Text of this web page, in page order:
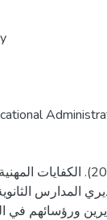
الفار، سهاد ابراهيم. (2008).
المدارس
ورؤسائهم في